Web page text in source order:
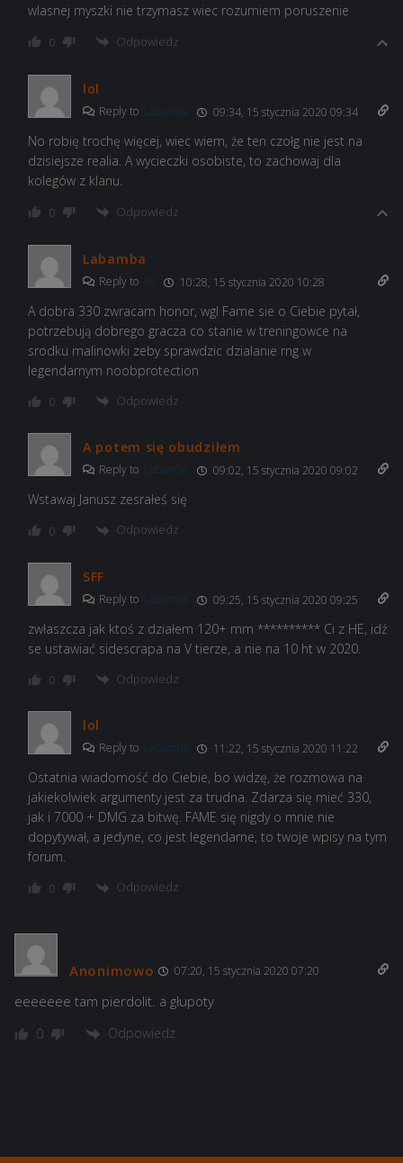
wlasnej myszki nie trzymasz wiec rozumiem poruszenie
0 Odpowiedz
lol
Reply to Labamba 09:34, 15 stycznia 2020 09:34
No robię trochę więcej, wiec wiem, że ten czołg nie jest na
dzisiejsze realia. A wycieczki osobiste, to zachowaj dla
kolegów z klanu.
0 Odpowiedz
Labamba
Reply to lol 10:28, 15 stycznia 2020 10:28
A dobra 330 zwracam honor, wgl Fame sie o Ciebie pytał,
potrzebują dobrego gracza co stanie w treningowce na
srodku malinowki zeby sprawdzic dzialanie rng w
legendarnym noobprotection
0 Odpowiedz
A potem się obudziłem
Reply to Labamba 09:02, 15 stycznia 2020 09:02
Wstawaj Janusz zesrałeś się
0 Odpowiedz
SFF
Reply to Labamba 09:25, 15 stycznia 2020 09:25
zwłaszcza jak ktoś z działem 120+ mm ********** Ci z HE, idź
se ustawiać sidescrapa na V tierze, a nie na 10 ht w 2020.
0 Odpowiedz
lol
Reply to Labamba 11:22, 15 stycznia 2020 11:22
Ostatnia wiadomość do Ciebie, bo widzę, że rozmowa na
jakiekolwiek argumenty jest za trudna. Zdarza się mieć 330,
jak i 7000 + DMG za bitwę. FAME się nigdy o mnie nie
dopytywał, a jedyne, co jest legendarne, to twoje wpisy na tym
forum.
0 Odpowiedz
Anonimowo 07:20, 15 stycznia 2020 07:20
eeeeeee tam pierdolit. a głupoty
0 Odpowiedz